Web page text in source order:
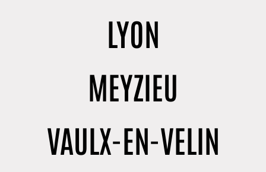
LYON
MEYZIEU
VAULX-EN-VELIN